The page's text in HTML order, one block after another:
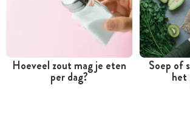
Hoeveel zout mag je eten
per dag?
Soep of
het